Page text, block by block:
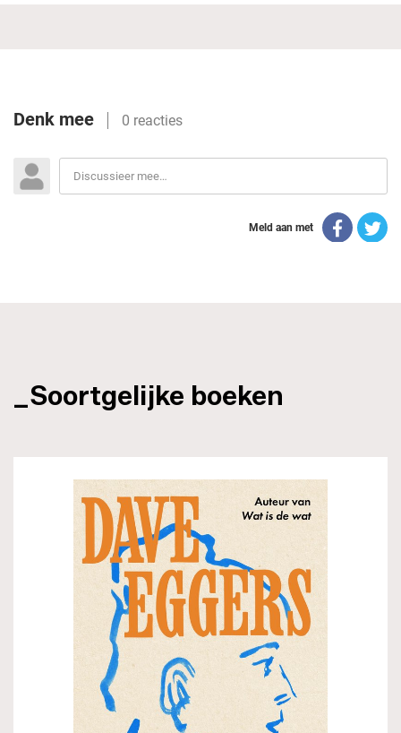
_Soortgelijke boeken